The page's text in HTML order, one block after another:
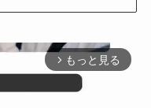
arrow_forward_ios もっと見る